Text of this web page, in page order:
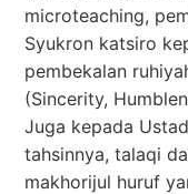
microteaching,
Syukron katsiro
pembekalan
(Sincerity,
Juga kepada
tahsinnya, talaqi
makhorijul huruf